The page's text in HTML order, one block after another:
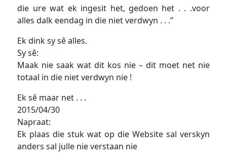
die ure wat ek ingesit het, gedoen het . . .voor
alles dalk eendag in die niet verdwyn . . .”
Ek dink sy sê alles.
Sy sê:
Maak nie saak wat dit kos nie – dit moet net nie
totaal in die niet verdwyn nie !
Ek sê maar net . . .
2015/04/30
Napraat:
Ek plaas die stuk wat op die Website sal verskyn
anders sal julle nie verstaan nie